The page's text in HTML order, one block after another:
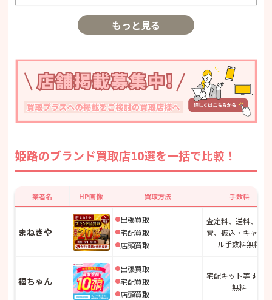
・エコリング
・こやし屋
もっと見る
姫路のブランド買取店10選を一括で比較！
業者名 HP画像 買取方法 手数料
まねきや
出張買取
宅配買取
店頭買取
査定料、送料、出張
費、振込・キャンセ
ル手数料無料
福ちゃん
出張買取
宅配買取
店頭買取
宅配キット等すべて
無料